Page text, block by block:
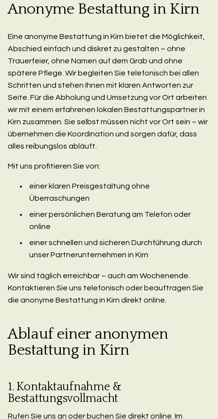
Anonyme Bestattung in Kirn
Eine anonyme Bestattung in Kirn bietet die Möglichkeit,
Abschied einfach und diskret zu gestalten – ohne
Trauerfeier, ohne Namen auf dem Grab und ohne
spätere Pflege. Wir begleiten Sie telefonisch bei allen
Schritten und stehen Ihnen mit klaren Antworten zur
Seite. Für die Abholung und Umsetzung vor Ort arbeiten
wir mit einem erfahrenen lokalen Bestattungspartner in
Kirn zusammen. Sie selbst müssen nicht vor Ort sein – wir
übernehmen die Koordination und sorgen dafür, dass
alles reibungslos abläuft.
Mit uns profitieren Sie von:
einer klaren Preisgestaltung ohne
Überraschungen
einer persönlichen Beratung am Telefon oder
online
einer schnellen und sicheren Durchführung durch
unser Partnerunternehmen in Kirn
Wir sind täglich erreichbar – auch am Wochenende.
Kontaktieren Sie uns telefonisch oder beauftragen Sie
die anonyme Bestattung in Kirn direkt online.
Ablauf einer anonymen
Bestattung in Kirn
1. Kontaktaufnahme &
Bestattungsvollmacht
Rufen Sie uns an oder buchen Sie direkt online. Im